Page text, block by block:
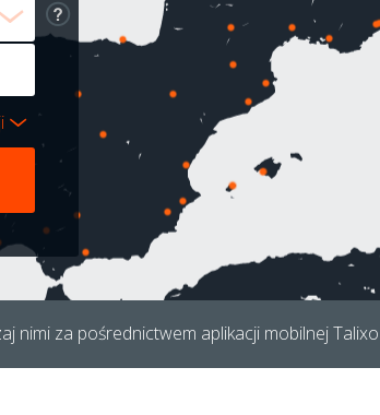
nimi za pośrednictwem aplikacji mobilnej